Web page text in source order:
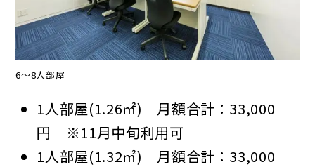
6～8人部屋
1人部屋(1.26㎡) 月額合計：33,000
円 ※11月中旬利用可
1人部屋(1.32㎡) 月額合計：33,000